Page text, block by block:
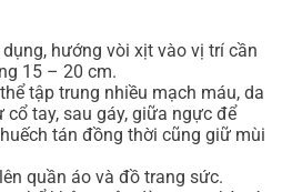
hướng vòi xịt vào vị trí cần
15 – 20 cm.
tập trung nhiều mạch máu, da
cổ tay, sau gáy, giữa ngực để
tán đồng thời cũng giữ mùi
quần áo và đồ trang sức.